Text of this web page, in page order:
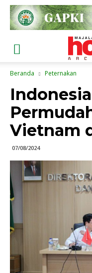
Beranda Peternakan
Vietnam
07/08/2024